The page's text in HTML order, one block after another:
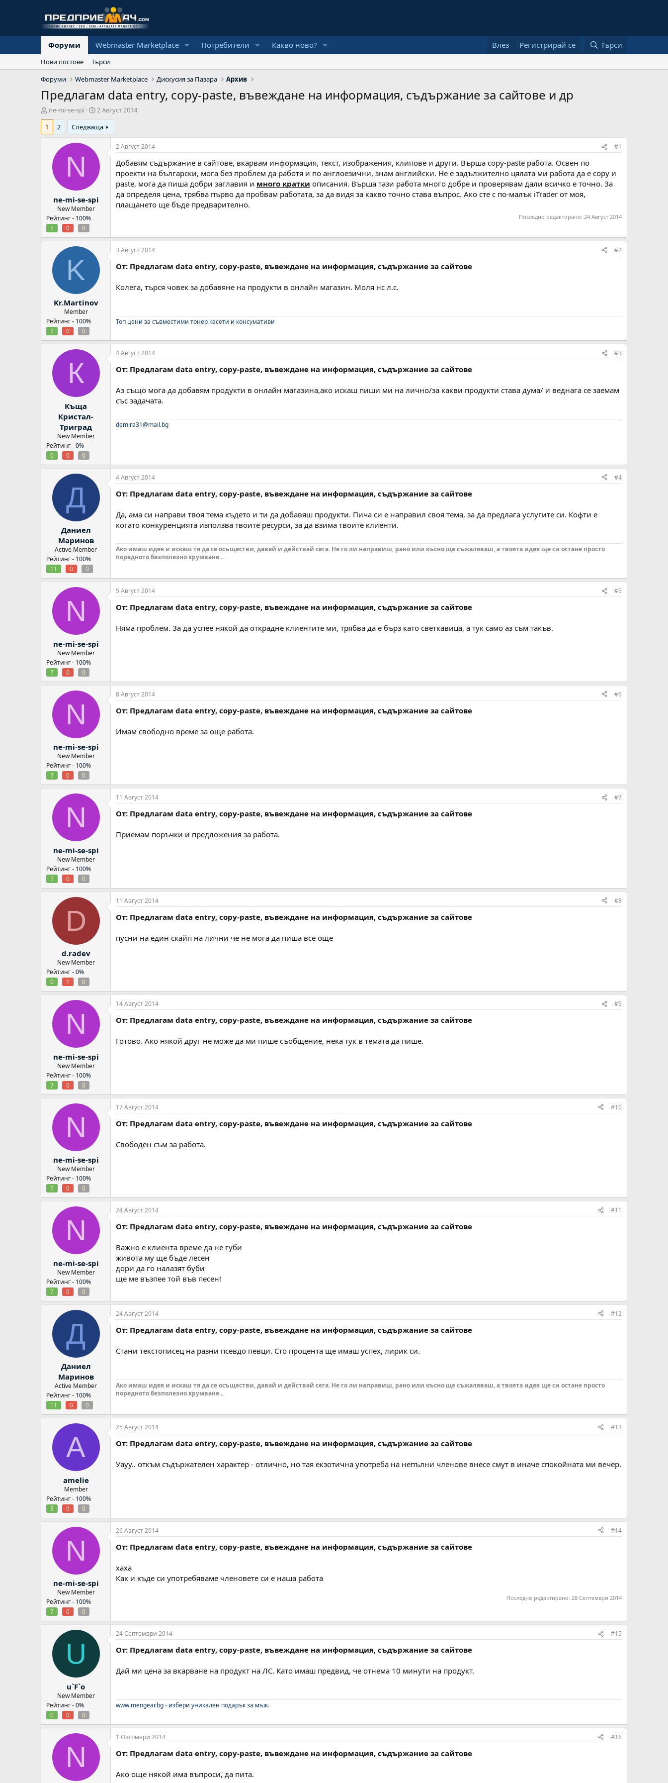
Форуми Webmaster Marketplace Потребители Какво ново? Влез Регистрирай се Търси
Нови постове
Търси
Форуми
Webmaster Marketplace Дискусия за Пазара Архив
Предлагам data entry, copy-paste, въвеждане на информация, съдържание за сайтове и др
А
в
о
ne-mi-se-spi
Н
а
ч
а
н
а
д
а
а
2 Август 2014
1
2 Следваща
N
ne-mi-se-spi
New Member
Рейтинг - 100%
7
0 0
2 Август 2014 #1
Добавям съдържание в сайтове, вкарвам информация, текст, изображения, клипове и други. Върша copy-paste работа. Освен по
проекти на български, мога без проблем да работя и по англоезични, знам английски. Не е задължително цялата ми работа да е copy и
paste, мога да пиша добри заглавия и много кратки описания. Върша тази работа много добре и проверявам дали всичко е точно. За
да определя цена, трябва първо да пробвам работата, за да видя за какво точно става въпрос. Ако сте с по-малък iTrader от моя,
плащането ще бъде предварително.
Последно редактирано: 24 Август 2014
K
Kr.Martinov
Member
Рейтинг - 100%
2
0 0
3 Август 2014 #2
От: Предлагам data entry, copy-paste, въвеждане на информация, съдържание за сайтове
Колега, търся човек за добавяне на продукти в онлайн магазин. Моля нс л.с.
Топ цени за съвместими тонер касети и консумативи
К
Къща
Кристал-
Триград
New Member
Рейтинг -0%
0
0 0
4 Август 2014 #3
От: Предлагам data entry, copy-paste, въвеждане на информация, съдържание за сайтове
Аз също мога да добавям продукти в онлайн магазина,ако искаш пиши ми на лично/за какви продукти става дума/ и веднага се заемам
със задачата.
demira31@mail.bg
Д
Даниел
Маринов
Active Member
Рейтинг - 100%
11
0 0
4 Август 2014 #4
От: Предлагам data entry, copy-paste, въвеждане на информация, съдържание за сайтове
Да, ама си направи твоя тема където и ти да добавяш продукти. Пича си е направил своя тема, за да предлага услугите си. Кофти е
когато конкуренцията използва твоите ресурси, за да взима твоите клиенти.
Ако имаш идея и искаш тя да се осъществи, давай и действай сега. Не го ли направиш, рано или късно ще съжаляваш, а твоята идея ще си остане просто
поредното безполезно хрумване...
N
ne-mi-se-spi
New Member
Рейтинг - 100%
7
0 0
5 Август 2014 #5
От: Предлагам data entry, copy-paste, въвеждане на информация, съдържание за сайтове
Няма проблем. За да успее някой да открадне клиентите ми, трябва да е бърз като светкавица, а тук само аз съм такъв.
N
ne-mi-se-spi
New Member
Рейтинг - 100%
7
0 0
8 Август 2014 #6
От: Предлагам data entry, copy-paste, въвеждане на информация, съдържание за сайтове
Имам свободно време за още работа.
N
ne-mi-se-spi
New Member
Рейтинг - 100%
7
0 0
11 Август 2014 #7
От: Предлагам data entry, copy-paste, въвеждане на информация, съдържание за сайтове
Приемам поръчки и предложения за работа.
D
d.radev
New Member
Рейтинг -0%
0
1 0
11 Август 2014 #8
От: Предлагам data entry, copy-paste, въвеждане на информация, съдържание за сайтове
пусни на един скайп на лични че не мога да пиша все още
N
ne-mi-se-spi
New Member
Рейтинг - 100%
7
0 0
14 Август 2014 #9
От: Предлагам data entry, copy-paste, въвеждане на информация, съдържание за сайтове
Готово. Ако някой друг не може да ми пише съобщение, нека тук в темата да пише.
N
ne-mi-se-spi
New Member
Рейтинг - 100%
7
0 0
17 Август 2014 #10
От: Предлагам data entry, copy-paste, въвеждане на информация, съдържание за сайтове
Свободен съм за работа.
N
ne-mi-se-spi
New Member
Рейтинг - 100%
7
0 0
24 Август 2014 #11
От: Предлагам data entry, copy-paste, въвеждане на информация, съдържание за сайтове
Важно е клиента време да не губи
живота му ще бъде лесен
дори да го налазят буби
ще ме възпее той във песен!
Д
Даниел
Маринов
Active Member
Рейтинг - 100%
11
0 0
24 Август 2014 #12
От: Предлагам data entry, copy-paste, въвеждане на информация, съдържание за сайтове
Стани текстописец на разни псевдо певци. Сто процента ще имаш успех, лирик си.
Ако имаш идея и искаш тя да се осъществи, давай и действай сега. Не го ли направиш, рано или късно ще съжаляваш, а твоята идея ще си остане просто
поредното безполезно хрумване...
A
amelie
Member
Рейтинг - 100%
3
0 0
25 Август 2014 #13
От: Предлагам data entry, copy-paste, въвеждане на информация, съдържание за сайтове
Уауу.. откъм съдържателен характер - отлично, но тая екзотична употреба на непълни членове внесе смут в иначе спокойната ми вечер.
N
ne-mi-se-spi
New Member
Рейтинг - 100%
7
0 0
26 Август 2014 #14
От: Предлагам data entry, copy-paste, въвеждане на информация, съдържание за сайтове
хаха
Как и къде си употребяваме членовете си е наша работа
Последно редактирано: 28 Септември 2014
U
u`F`o
New Member
Рейтинг -0%
0
0 0
24 Септември 2014 #15
От: Предлагам data entry, copy-paste, въвеждане на информация, съдържание за сайтове
Дай ми цена за вкарване на продукт на ЛС. Като имаш предвид, че отнема 10 минути на продукт.
www.mengear.bg- избери уникален подарък за мъж.
N
1 Октомври 2014 #16
От: Предлагам data entry, copy-paste, въвеждане на информация, съдържание за сайтове
Ако още някой има въпроси, да пита.